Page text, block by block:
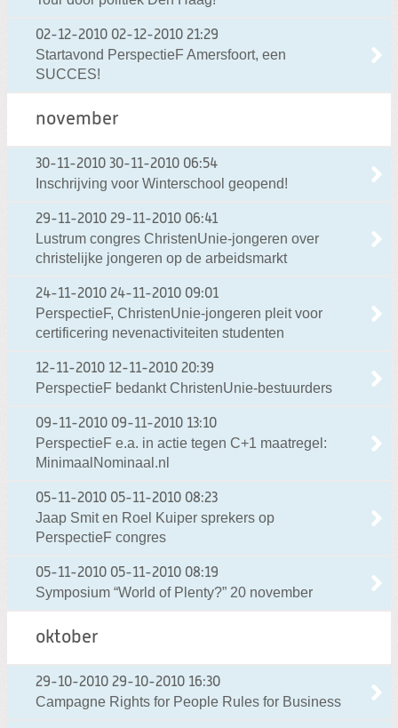
02-12-2010 02-12-2010 21:29
Startavond PerspectieF Amersfoort, een
SUCCES!
november
30-11-2010 30-11-2010 06:54
Inschrijving voor Winterschool geopend!
29-11-2010 29-11-2010 06:41
Lustrum congres ChristenUnie-jongeren over
christelijke jongeren op de arbeidsmarkt
24-11-2010 24-11-2010 09:01
PerspectieF, ChristenUnie-jongeren pleit voor
certificering nevenactiviteiten studenten
12-11-2010 12-11-2010 20:39
PerspectieF bedankt ChristenUnie-bestuurders
09-11-2010 09-11-2010 13:10
PerspectieF e.a. in actie tegen C+1 maatregel:
MinimaalNominaal.nl
05-11-2010 05-11-2010 08:23
Jaap Smit en Roel Kuiper sprekers op
PerspectieF congres
05-11-2010 05-11-2010 08:19
Symposium “World of Plenty?” 20 november
oktober
29-10-2010 29-10-2010 16:30
Campagne Rights for People Rules for Business